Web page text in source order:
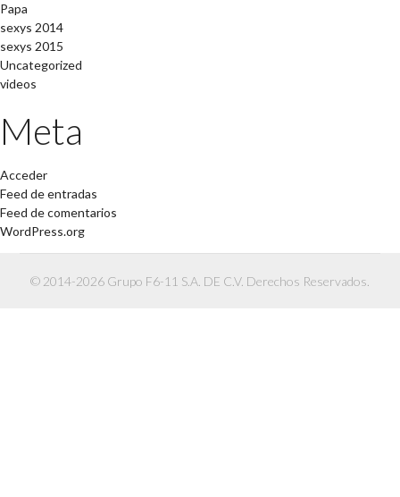
Papa
sexys 2014
sexys 2015
Uncategorized
videos
Meta
Acceder
Feed de entradas
Feed de comentarios
WordPress.org
© 2014-2026 Grupo F6-11 S.A. DE C.V. Derechos Reservados.